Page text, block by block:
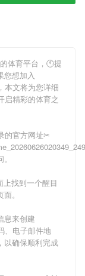
体育平台，🕚提
您想加入
本文将为您详细
启精彩的体育之
的官方网址✂
找到一个醒目
。
息来创建
、电子邮件地
以确保顺利完成